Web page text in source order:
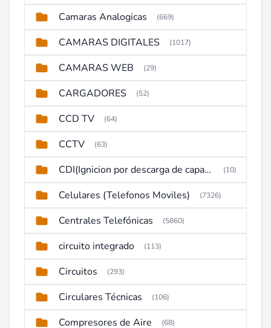
Camaras Analogicas (669)
CAMARAS DIGITALES (1017)
CAMARAS WEB (29)
CARGADORES (52)
CCD TV (64)
CCTV (63)
CDI(Ignicion por descarga de capacitor) (10)
Celulares (Telefonos Moviles) (7326)
Centrales Telefónicas (5860)
circuito integrado (113)
Circuitos (293)
Circulares Técnicas (106)
Compresores de Aire (68)